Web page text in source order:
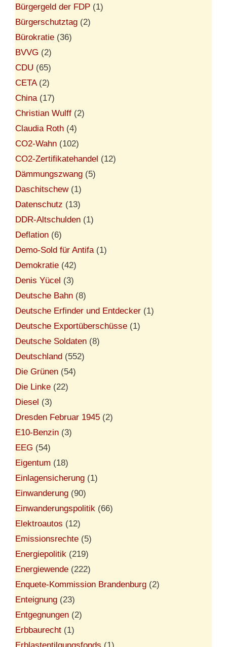
Bürgergeld der FDP (1)
Bürgerschutztag (2)
Bürokratie (36)
BVVG (2)
CDU (65)
CETA(2)
China(17)
Christian Wulff (2)
Claudia Roth (4)
CO2-Wahn (102)
CO2-Zertifikatehandel (12)
Dämmungszwang (5)
Daschitschew(1)
Datenschutz (13)
DDR-Altschulden (1)
Deflation (6)
Demo-Sold für Antifa(1)
Demokratie (42)
Denis Yücel (3)
Deutsche Bahn (8)
Deutsche Erfinder und Entdecker (1)
Deutsche Exportüberschüsse (1)
Deutsche Soldaten (8)
Deutschland (552)
Die Grünen (54)
Die Linke (22)
Diesel (3)
Dresden Februar 1945 (2)
E10-Benzin (3)
EEG (54)
Eigentum (18)
Einlagensicherung (1)
Einwanderung (90)
Einwanderungspolitik (66)
Elektroautos (12)
Emissionsrechte (5)
Energiepolitik (219)
Energiewende (222)
Enquete-Kommission Brandenburg (2)
Enteignung (23)
Entgegnungen (2)
Erbbaurecht (1)